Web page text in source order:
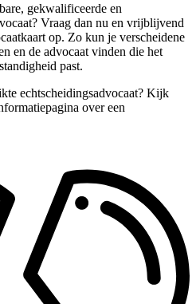
gekwalificeerde en
Vraag dan nu en vrijblijvend
op. Zo kun je verscheidene
en de advocaat vinden die het
past.
echtscheidingsadvocaat? Kijk
over een